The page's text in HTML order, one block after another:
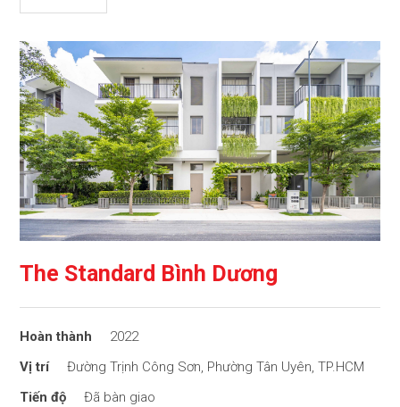
The Standard Bình Dương
2022
Đường Trịnh Công Sơn, Phường Tân Uyên, TP.HCM
Đã bàn giao